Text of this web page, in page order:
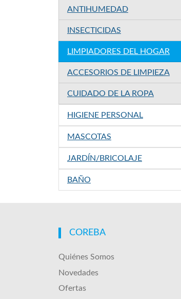
ANTIHUMEDAD
INSECTICIDAS
LIMPIADORES DEL HOGAR
ACCESORIOS DE LIMPIEZA
CUIDADO DE LA ROPA
HIGIENE PERSONAL
MASCOTAS
JARDÍN/BRICOLAJE
BAÑO
COREBA
Quiénes Somos
Novedades
Ofertas